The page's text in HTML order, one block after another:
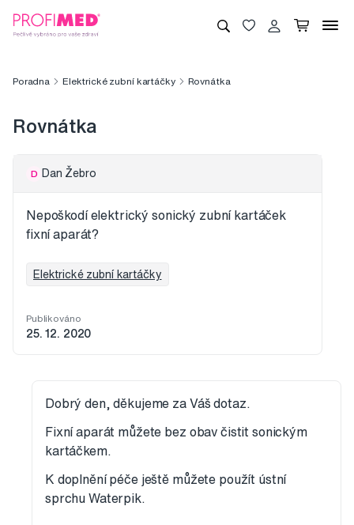
Poradna Elektrické zubní kartáčky Rovnátka
Rovnátka
D Dan Žebro
Nepoškodí elektrický sonický zubní kartáček
fixní aparát?
Elektrické zubní kartáčky
Publikováno
25. 12. 2020
Dobrý den, děkujeme za Váš dotaz.
Fixní aparát můžete bez obav čistit sonickým
kartáčkem.
K doplnění péče ještě můžete použít ústní
sprchu Waterpik.